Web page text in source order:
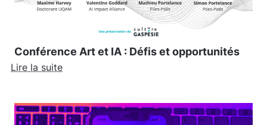
Conférence Art et IA : Défis et opportunités
Lire la suite